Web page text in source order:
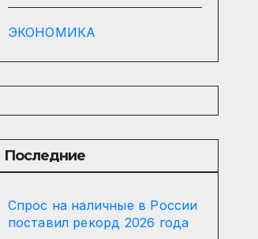
ЭКОНОМИКА
Последние
Спрос на наличные в России
поставил рекорд 2026 года